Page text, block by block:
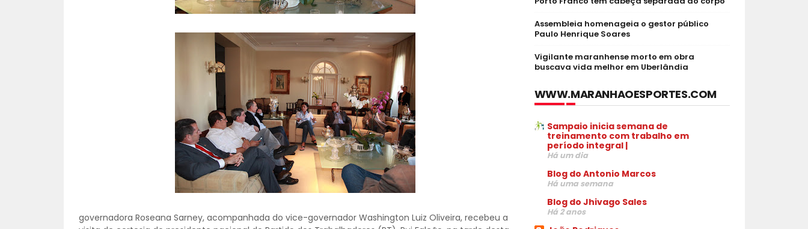
governadora Roseana Sarney, acompanhada do vice-governador Washington Luiz Oliveira, recebeu a
Assembleia homenageia o gestor público
Paulo Henrique Soares
Vigilante maranhense morto em obra
buscava vida melhor em Uberlândia
WWW.MARANHAOESPORTES.COM
Sampaio inicia semana de
treinamento com trabalho em
período integral |
Há um dia
Blog do Antonio Marcos
Há uma semana
Blog do Jhivago Sales
Há 2 anos